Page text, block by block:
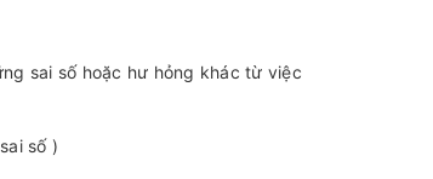
sai số hoặc hư hỏng khác từ việc
số )